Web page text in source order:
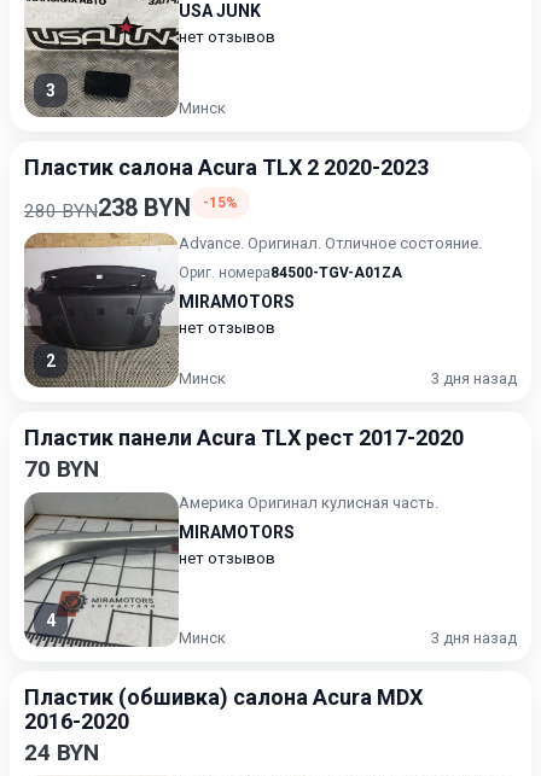
3
USA JUNK
нет отзывов
Минск
Пластик салона Acura TLX 2 2020-2023
280 BYN238 BYN -15%
2
Advance. Оригинал. Отличное состояние.
Ориг. номера84500-TGV-A01ZA
MIRAMOTORS
нет отзывов
Минск 3 дня назад
Пластик панели Acura TLX рест 2017-2020
70 BYN
4
Америка Оригинал кулисная часть.
MIRAMOTORS
нет отзывов
Минск 3 дня назад
Пластик (обшивка) салона Acura MDX
2016-2020
24 BYN